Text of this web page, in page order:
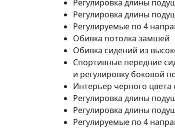
Регулировка длины
Регулировка длины
Регулируемые по 4
Обивка потолка замшей
Обивка сидений из
Спортивные передние
и регулировку боковой
Интерьер черного цвета
Регулировка длины
Регулировка длины
Регулируемые по 4